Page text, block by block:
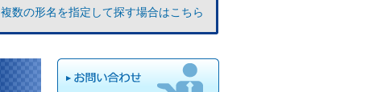
複数の形名を指定して探す場合はこちら